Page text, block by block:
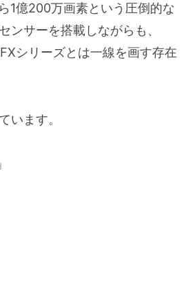
1億200万画素という圧倒的な
ンサーを搭載しながらも、
シリーズとは一線を画す存在
います。